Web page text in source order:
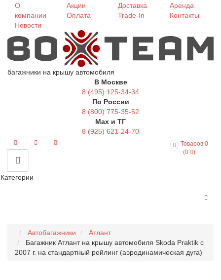
О
компании
Новости
Акции
Оплата
Доставка
Trade-In
Аренда
Контакты
багажники на крышу автомобиля
В Москве
8 (495) 125-34-34
По России
8 (800) 775-35-52
Max и ТГ
8 (925) 621-24-70
Товаров 0
(0
)
Категории
Автобагажники
Атлант
Багажник Атлант на крышу автомобиля Skoda Praktik с
2007 г. на стандартный рейлинг (аэродинамическая дуга)